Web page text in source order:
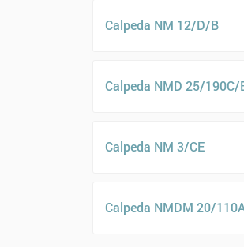
Calpeda NM 12/D/B
Calpeda NMD 25/190C/
Calpeda NM 3/CE
Calpeda NMDM 20/